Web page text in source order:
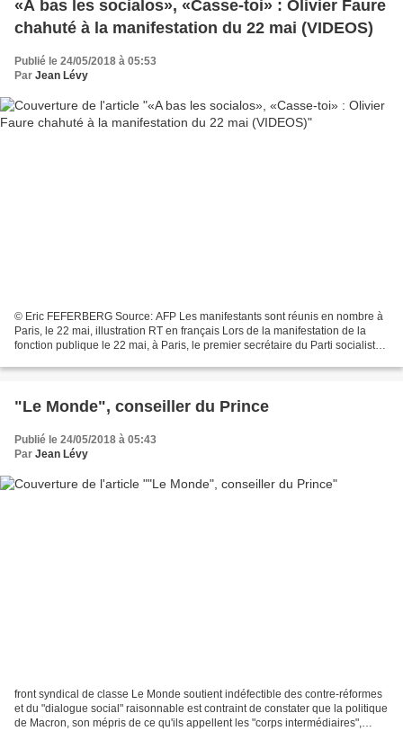
«A bas les socialos», «Casse-toi» : Olivier Faure
chahuté à la manifestation du 22 mai (VIDEOS)
Publié le 24/05/2018 à 05:53
Par Jean Lévy
© Eric FEFERBERG Source: AFP Les manifestants sont réunis en nombre à
Paris, le 22 mai, illustration RT en français Lors de la manifestation de la
fonction publique le 22 mai, à Paris, le premier secrétaire du Parti socialiste
"Le Monde", conseiller du Prince
Publié le 24/05/2018 à 05:43
Par Jean Lévy
front syndical de classe Le Monde soutient indéfectible des contre-réformes
et du "dialogue social" raisonnable est contraint de constater que la politique
de Macron, son mépris de ce qu'ils appellent les "corps intermédiaires",